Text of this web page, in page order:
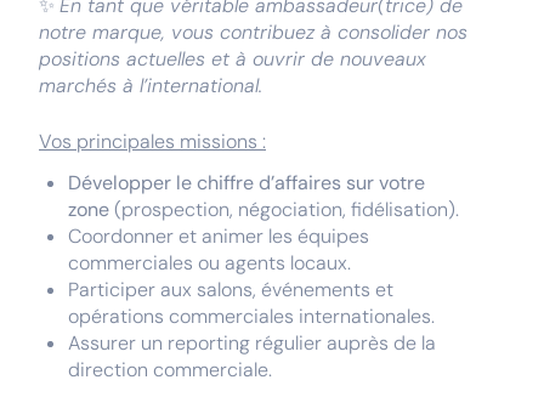
✨ En tant que véritable ambassadeur(trice) de
notre marque, vous contribuez à consolider nos
positions actuelles et à ouvrir de nouveaux
marchés à l’international.
Vos principales missions :
Développer le chiffre d’affaires sur votre
zone(prospection, négociation, fidélisation).
Coordonner et animer les équipes
commerciales ou agents locaux.
Participer aux salons, événements et
opérations commerciales internationales.
Assurer un reporting régulier auprès de la
direction commerciale.